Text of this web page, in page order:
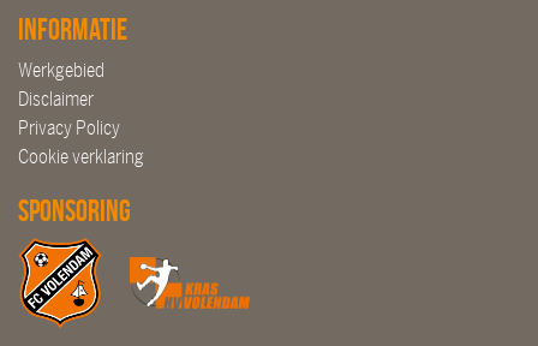
Informatie
Werkgebied
Disclaimer
Privacy Policy
Cookie verklaring
Sponsoring